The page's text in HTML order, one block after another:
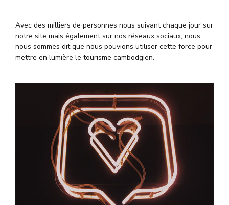
Avec des milliers de personnes nous suivant chaque jour sur
notre site mais également sur nos réseaux sociaux, nous
nous sommes dit que nous pouvions utiliser cette force pour
mettre en lumière le tourisme cambodgien.